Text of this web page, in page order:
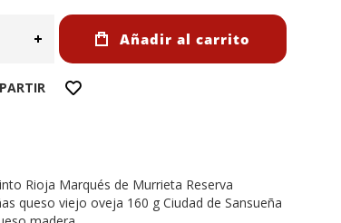
Añadir al carrito
Rioja Marqués de Murrieta Reserva
queso viejo oveja 160 g Ciudad de Sansueña